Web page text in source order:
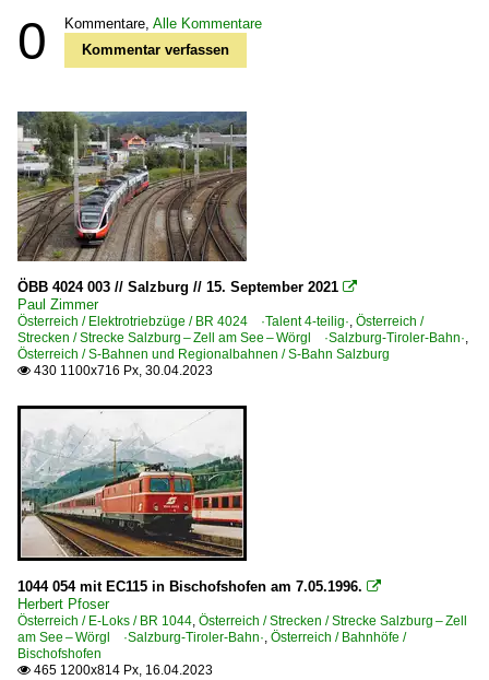
0 Kommentare, Alle Kommentare
Kommentar verfassen
ÖBB 4024 003 // Salzburg // 15. September 2021 
Paul Zimmer
Österreich / Elektrotriebzüge / BR 4024 ·Talent 4-teilig·, Österreich /
Strecken / Strecke Salzburg – Zell am See – Wörgl ·Salzburg-Tiroler-Bahn·,
Österreich / S-Bahnen und Regionalbahnen / S-Bahn Salzburg
 430 1100x716 Px, 30.04.2023
1044 054 mit EC115 in Bischofshofen am 7.05.1996. 
Herbert Pfoser
Österreich / E-Loks / BR 1044, Österreich / Strecken / Strecke Salzburg – Zell
am See – Wörgl ·Salzburg-Tiroler-Bahn·, Österreich / Bahnhöfe /
Bischofshofen
 465 1200x814 Px, 16.04.2023